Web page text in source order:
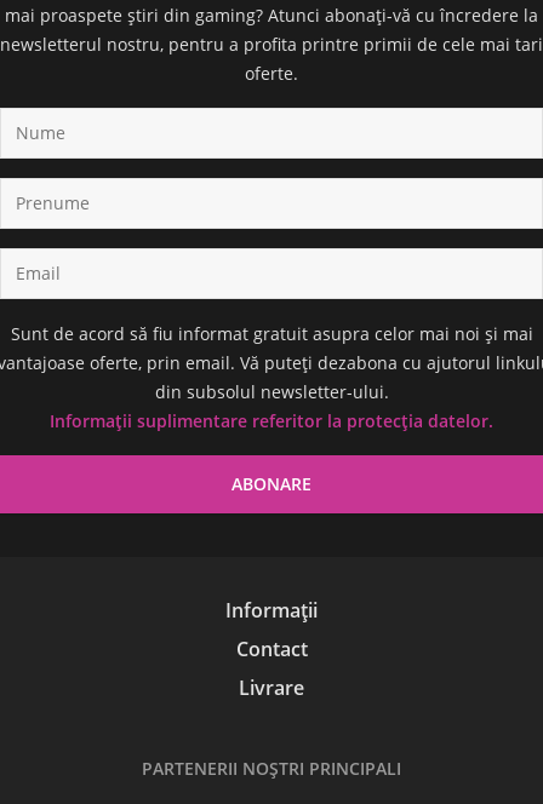
mai proaspete știri din gaming? Atunci abonați-vă cu încredere la
newsletterul nostru, pentru a profita printre primii de cele mai tari
oferte.
Sunt de acord să fiu informat gratuit asupra celor mai noi și mai
oferte, prin email. Vă puteți dezabona cu ajutorul
din subsolul newsletter-ului.
Informații suplimentare referitor la protecția datelor.
Informații
Contact
Livrare
PARTENERII NOŞTRI PRINCIPALI